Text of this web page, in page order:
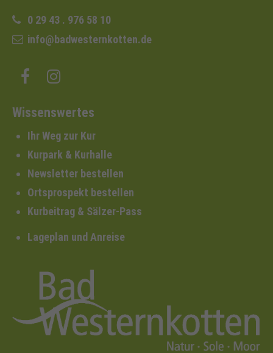
0 29 43 . 976 58 10
info@badwesternkotten.de
Wissenswertes
Ihr Weg zur Kur
Kurpark & Kurhalle
Newsletter bestellen
Ortsprospekt bestellen
Kurbeitrag & Sälzer-Pass
Lageplan und Anreise